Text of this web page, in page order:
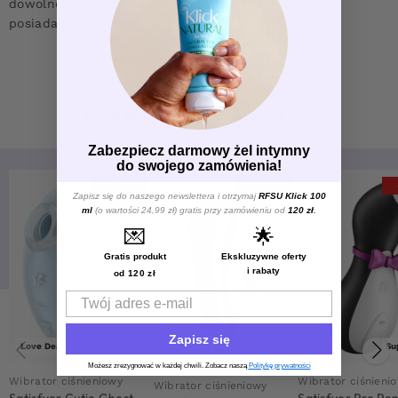
dowolnego standardowego kabla USB-C, który już
posiadasz.
PODOBNE PRODUKTY
LOVE DEAL
Love Deal
Wibrator ciśnieniowy
LOVE DEAL
Wibrator ciśnieniowy Wibrator
Zabezpiecz darmowy żel intymny
do swojego zamówienia!
Zapisz się do naszego newslettera i otrzymajRFSU Klick 100
ml (o wartości 24,99 zł) gratis przy zamówieniu od 120 zł
💌
Gratis produkt
od 120 zł
🌟
Ekskluzywne oferty
i rabaty
Email
Zapisz się
Możesz zrezygnować w każdej chwili. Zobacz naszą Politykę prywatności